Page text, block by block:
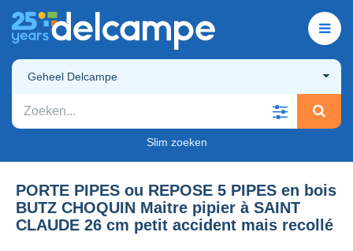
Geheel Delcampe
Slim zoeken
PORTE PIPES ou REPOSE 5 PIPES en bois
BUTZ CHOQUIN Maitre pipier à SAINT
CLAUDE 26 cm petit accident mais recollé